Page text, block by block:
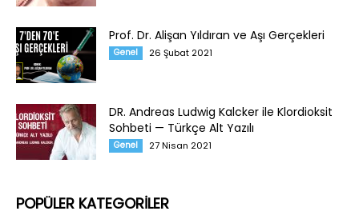
Prof. Dr. Alişan Yıldıran ve Aşı Gerçekleri
Genel 26 Şubat 2021
DR. Andreas Ludwig Kalcker ile Klordioksit
Sohbeti — Türkçe Alt Yazılı
Genel 27 Nisan 2021
POPÜLER KATEGORİLER